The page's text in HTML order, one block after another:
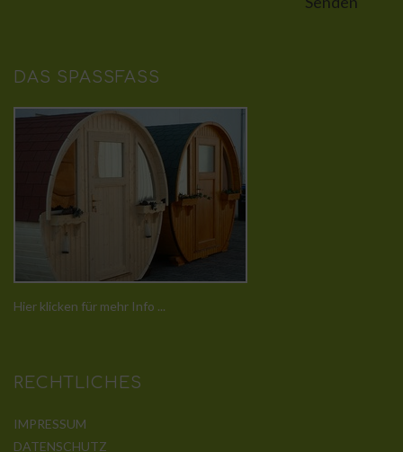
DAS SPASSFASS
Hier klicken für mehr Info ...
RECHTLICHES
IMPRESSUM
DATENSCHUTZ